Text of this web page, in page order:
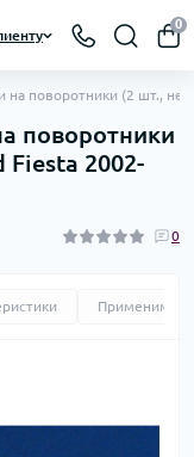
0
поворотники (2 шт.,
поворотники
Fiesta 2002-
0